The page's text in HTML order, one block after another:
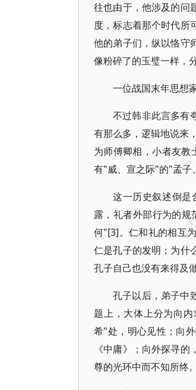
往也由于，他涉及的问
度，标志着那个时代所
他的弟子们，纵以恪守
像粉碎了的玉璧一样，
一位战国末年思想
不过韩非此言多有
有那么多，逻辑地说来
为师傅卿相，小者友
有"威、宣之际"的"孟子
这一历史叙述倒是
露，礼者外部行为的
何"[3]。仁和礼的相互
仁是孔子的发明；为什
孔子自己也没有来得及
孔子以后，弟子中
题上，大体上分为向
希"处，明心见性；向
《中庸》；向外探寻
尊的光环中而不知所终。